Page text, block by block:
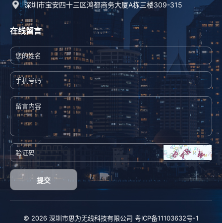
深圳市宝安四十三区鸿都商务大厦A栋三楼309-315
在线留言
提交
© 2026 深圳市思为无线科技有限公司 粤ICP备11103632号-1